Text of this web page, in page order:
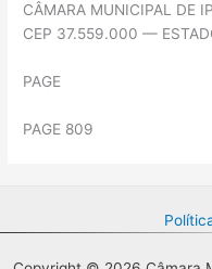
CÂMARA MUNICIPAL DE
CEP 37.559.000 —
PAGE
PAGE 809